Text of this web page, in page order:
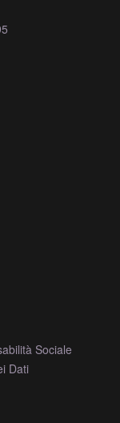
Sociale
Dati
per finalità